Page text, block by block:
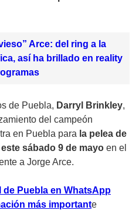
Arce: del ring a la
así ha brillado en reality
de Puebla, Darryl Brinkley,
del campeón
en Puebla para la pelea de
sábado 9 de mayo en el
a Jorge Arce.
Puebla en WhatsApp
más importante